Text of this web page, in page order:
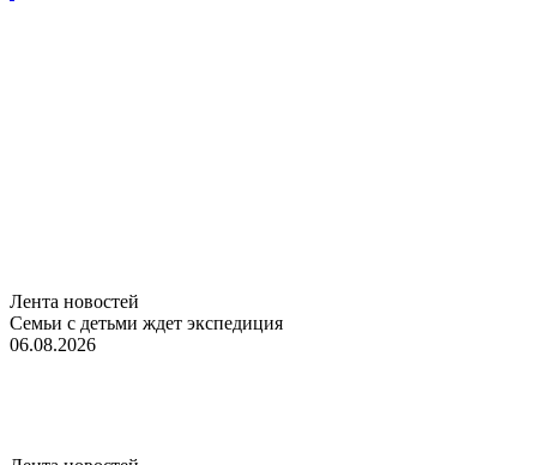
Лента новостей
Семьи с детьми ждет экспедиция
06.08.2026